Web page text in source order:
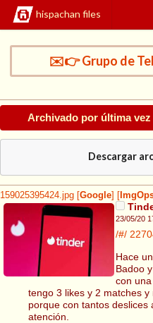
hispachan files
✉️👉 Grupo de
Archivado por última vez
Descargar
159025395424.jpg Google
23/05/20
/#/
Hace
Badoo
con
tengo 3 likes y 2 matches
porque con tantos
atención.